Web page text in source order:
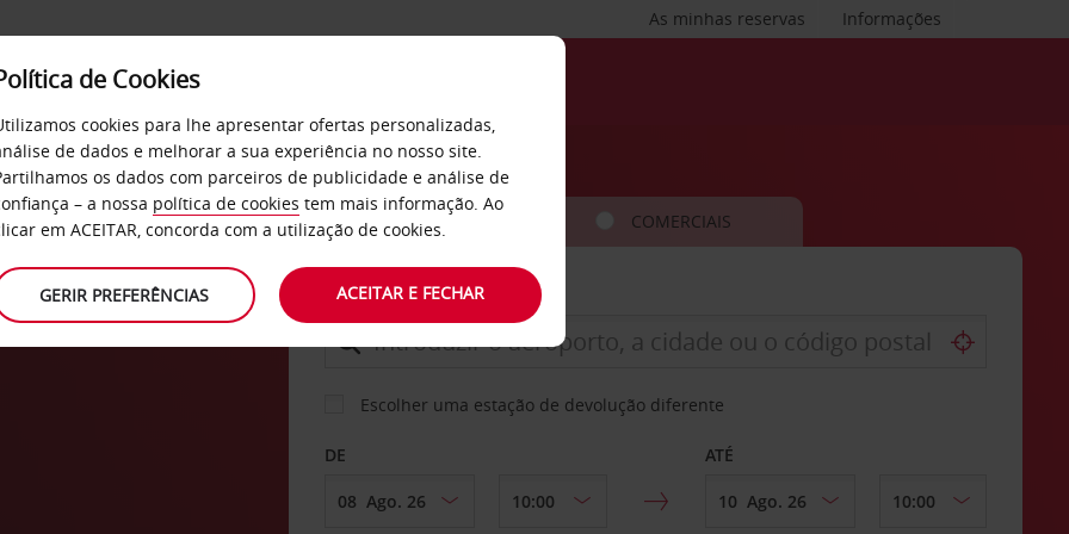
Informações
As minhas reservas
SERVIÇOS EMPRESAS
CARRO COMERCIAIS
LEVANTAR EM
Escolher uma estação de devolução diferente
DE ATÉ
de Cookies
cookies para lhe apresentar ofertas personalizadas,
de dados e melhorar a sua experiência no nosso site.
os dados com parceiros de publicidade e análise de
– a nossa política de cookies tem mais informação. Ao
em ACEITAR, concorda com a utilização de cookies.
GERIR PREFERÊNCIAS ACEITAR E FECHAR